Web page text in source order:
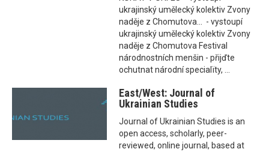
ukrajinský umělecký kolektiv Zvony
naděje z Chomutova... - vystoupí
ukrajinský umělecký kolektiv Zvony
naděje z Chomutova Festival
národnostních menšin - přijďte
ochutnat národní specialïty, ...
East/West: Journal of
Ukrainian Studies
Journal of Ukrainian Studies is an
open access, scholarly, peer-
reviewed, online journal, based at